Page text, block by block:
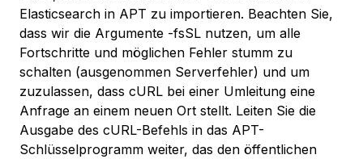
Elasticsearch in APT zu importieren. Beachten Sie,
dass wir die Argumente -fsSL nutzen, um alle
Fortschritte und möglichen Fehler stumm zu
schalten (ausgenommen Serverfehler) und um
zuzulassen, dass cURL bei einer Umleitung eine
Anfrage an einem neuen Ort stellt. Leiten Sie die
Ausgabe des cURL-Befehls in das APT-
Schlüsselprogramm weiter, das den öffentlichen